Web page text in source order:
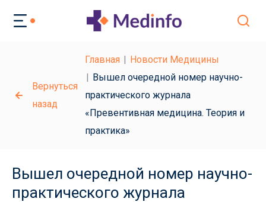
Вернуться
назад
Главная
Новости Медицины
Вышел очередной номер научно-
практического журнала
«Превентивная медицина. Теория и
практика»
Вышел очередной номер научно-
практического журнала